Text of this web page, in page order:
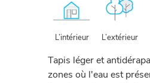
L’intérieur L’extérieur
Tapis léger et
zones où l'eau est